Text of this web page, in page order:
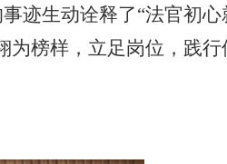
迹生动诠释了“法官初
为榜样，立足岗位，践